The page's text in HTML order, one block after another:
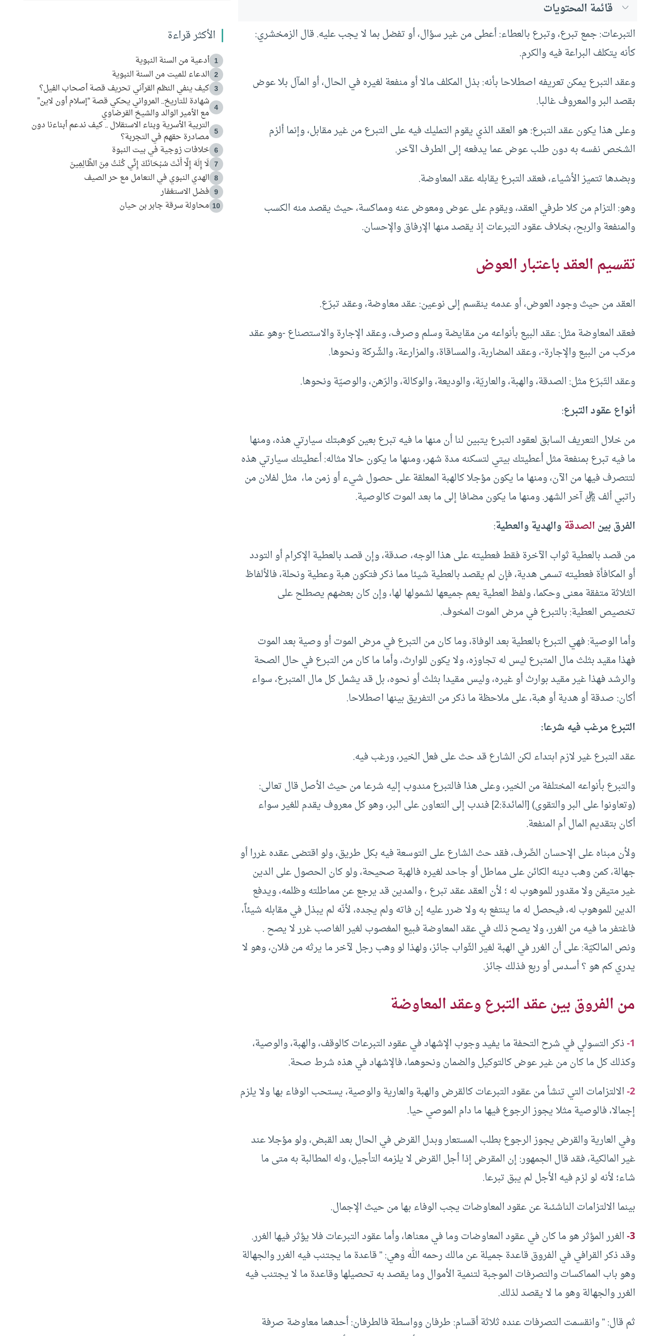
قائمة المحتويات
التبرعات: جمع تبرع، وتبرع بالعطاء: أعطى من غير سؤال، أو تفضل بما لا يجب عليه. قال الزمخشري:
كأنه يتكلف البراعة فيه والكرم.
وعقد التبرع يمكن تعريفه اصطلاحا بأنه: بذل المكلف مالا أو منفعة لغيره في الحال، أو المآل بلا عوض
بقصد البر والمعروف غالبا.
وعلى هذا يكون عقد التبرع: هو العقد الذي يقوم التمليك فيه على التبرع من غير مقابل، وإنما ألزم
الشخص نفسه به دون طلب عوض عما يدفعه إلى الطرف الآخر.
وبضدها تتميز الأشياء، فعقد التبرع يقابله عقد المعاوضة.
وهو: التزام من كلا طرفي العقد، ويقوم على عوض ومعوض عنه ومماكسة، حيث يقصد منه الكسب
والمنفعة والربح، بخلاف عقود التبرعات إذ يقصد منها الإرفاق والإحسان.
تقسيم العقد باعتبار العوض
العقد من حيث وجود العوض، أو عدمه ينقسم إلى نوعين: عقد معاوضة، وعقد تبرّع.
فعقد المعاوضة مثل: عقد البيع بأنواعه من مقايضة وسلم وصرف، وعقد الإجارة والاستصناع -وهو عقد
مركب من البيع والإجارة-، وعقد المضاربة، والمساقاة، والمزارعة، والشّركة ونحوها.
وعقد التّبرّع مثل: الصدقة، والهبة، والعاريّة، والوديعة، والوكالة، والرّهن، والوصيّة ونحوها.
أنواع عقود التبرع:
من خلال التعريف السابق لعقود التبرع يتبين لنا أن منها ما فيه تبرع بعين كوهبتك سيارتي هذه، ومنها
ما فيه تبرع بمنفعة مثل أعطيتك بيتي لتسكنه مدة شهر، ومنها ما يكون حالا مثاله: أعطيتك سيارتي هذه
لتتصرف فيها من الآن، ومنها ما يكون مؤجلا كالهبة المعلقة على حصول شيء أو زمن ما، مثل لفلان من
راتبي ألف ريال آخر الشهر. ومنها ما يكون مضافا إلى ما بعد الموت كالوصية.
الفرق بينالصدقةوالهدية والعطية:
من قصد بالعطية ثواب الآخرة فقط فعطيته على هذا الوجه، صدقة، وإن قصد بالعطية الإكرام أو التودد
أو المكافأة فعطيته تسمى هدية، فإن لم يقصد بالعطية شيئا مما ذكر فتكون هبة وعطية ونحلة، فالألفاظ
الثلاثة متفقة معنى وحكما، ولفظ العطية يعم جميعها لشمولها لها، وإن كان بعضهم يصطلح على
تخصيص العطية: بالتبرع في مرض الموت المخوف.
وأما الوصية: فهي التبرع بالعطية بعد الوفاة، وما كان من التبرع في مرض الموت أو وصية بعد الموت
فهذا مقيد بثلث مال المتبرع ليس له تجاوزه، ولا يكون للوارث، وأما ما كان من التبرع في حال الصحة
والرشد فهذا غير مقيد بوارث أو غيره، وليس مقيدا بثلث أو نحوه، بل قد يشمل كل مال المتبرع، سواء
أكان: صدقة أو هدية أو هبة، على ملاحظة ما ذكر من التفريق بينها اصطلاحا.
التبرع مرغب فيه شرعا:
عقد التبرع غير لازم ابتداء لكن الشارع قد حث على فعل الخير، ورغب فيه.
والتبرع بأنواعه المختلفة من الخير، وعلى هذا فالتبرع مندوب إليه شرعا من حيث الأصل قال تعالى:
(وتعاونوا على البر والتقوى) [المائدة:2] فندب إلى التعاون على البر، وهو كل معروف يقدم للغير سواء
أكان بتقديم المال أم المنفعة.
ولأن مبناه على الإحسان الصِّرف، فقد حث الشارع على التوسعة فيه بكل طريق، ولو اقتضى عقده غررا أو
جهالة، كمن وهب دينه الكائن على مماطل أو جاحد لغيره فالهبة صحيحة، ولو كان الحصول على الدين
غير متيقن ولا مقدور للموهوب له ؛ لأن العقد عقد تبرع ، والمدين قد يرجع عن مماطلته وظلمه، ويدفع
الدين للموهوب له، فيحصل له ما ينتفع به ولا ضرر عليه إن فاته ولم يجده، لأنّه لم يبذل في مقابله شيئاً،
فاغتفر ما فيه من الغرر، ولا يصح ذلك في عقد المعاوضة فبيع المغصوب لغير الغاصب غرر لا يصح .
ونص المالكيّة‏:‏ على أن الغرر في الهبة لغير الثّواب جائز، ولهذا لو وهب رجل لآخر ما يرثه من فلان، وهو لا
يدري كم هو ‏؟‏ أسدس أو ربع فذلك جائز‏.‏
من الفروق بين عقد التبرع وعقد المعاوضة
1- ذكر التسولي في شرح التحفة ما يفيد وجوب الإشهاد في عقود التبرعات كالوقف، والهبة، والوصية،
وكذلك كل ما كان من غير عوض كالتوكيل والضمان ونحوهما، فالإشهاد في هذه شرط صحة.
2- الالتزامات التي تنشأ من عقود التبرعات كالقرض والهبة والعارية والوصية، يستحب الوفاء بها ولا يلزم
إجمالا، فالوصية مثلا يجوز الرجوع فيها ما دام الموصي حيا.
وفي العارية والقرض يجوز الرجوع بطلب المستعار وبدل القرض في الحال بعد القبض، ولو مؤجلا عند
غير المالكية، فقد قال الجمهور: إن المقرض إذا أجل القرض لا يلزمه التأجيل، وله المطالبة به متى ما
شاء؛ لأنه لو لزم فيه الأجل لم يبق تبرعا.
بينما الالتزامات الناشئىة عن عقود المعاوضات يجب الوفاء بها من حيث الإجمال.
3- الغرر المؤثر هو ما كان في عقود المعاوضات وما في معناها، وأما عقود التبرعات فلا يؤثر فيها الغرر.
وقد ذكر القرافي في الفروق قاعدة جميلة عن مالك رحمه الله وهي: ” قاعدة ما يجتنب فيه الغرر والجهالة
وهو باب المماكسات والتصرفات الموجبة لتنمية الأموال وما يقصد به تحصيلها وقاعدة ما لا يجتنب فيه
الغرر والجهالة وهو ما لا يقصد لذلك.
ثم قال: ” وانقسمت التصرفات عنده ثلاثة أقسام: طرفان وواسطة فالطرفان: أحدهما معاوضة صرفة
الأكثر قراءة
1 أدعية من السنة النبوية
2 الدعاء للميت من السنة النبوية
3 كيف ينفي النظم القرآني تحريف قصة أصحاب الفيل؟
4
شهادة للتاريخ.. المرواني يحكي قصة “إسلام أون لاين”
مع الأمير الوالد والشيخ القرضاوي
5
التربية الأسرية وبناء الاستقلال .. كيف ندعم أبناءنا دون
مصادرة حقهم في التجربة؟
6 خلافات زوجية في بيت النبوة
7 لَا إِلَهَ إِلَّا أَنْتَ سُبْحَانَكَ إِنِّي كُنْتُ مِنَ الظَّالِمِينَ
8 الهدي النبوي في التعامل مع حر الصيف
9 فضل الاستغفار
10 محاولة سرقة جابر بن حيان